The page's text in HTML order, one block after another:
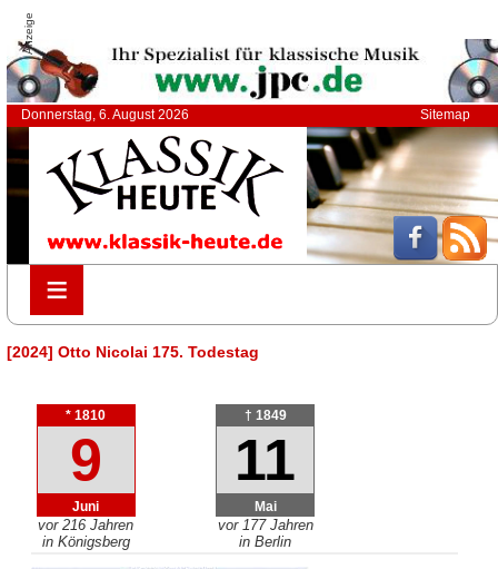
Anzeige
Donnerstag, 6. August 2026 Sitemap
≡
≡
[2024] Otto Nicolai 175. Todestag
* 1810
9
Juni
vor 216 Jahren
in Königsberg
† 1849
11
Mai
vor 177 Jahren
in Berlin